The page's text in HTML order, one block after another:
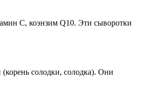
С, коэнзим Q10. Эти сыворотки
солодки, солодка). Они